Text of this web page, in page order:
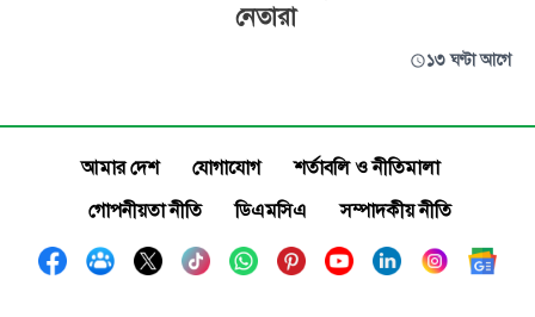
নেতারা
১৩ ঘণ্টা আগে
আমার দেশ যোগাযোগ
শর্তাবলি ও নীতিমালা
গোপনীয়তা নীতি
ডিএমসিএ সম্পাদকীয় নীতি